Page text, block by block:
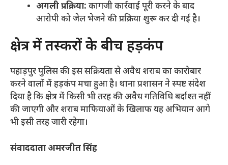
अगली प्रक्रिया: कागजी कार्रवाई पूरी करने के बाद
आरोपी को जेल भेजने की प्रक्रिया शुरू कर दी गई है।
​क्षेत्र में तस्करों के बीच हड़कंप
​पहाड़पुर पुलिस की इस सक्रियता से अवैध शराब का कारोबार
करने वालों में हड़कंप मचा हुआ है। थाना प्रशासन ने स्पष्ट संदेश
दिया है कि क्षेत्र में किसी भी तरह की अवैध गतिविधि बर्दाश्त नहीं
की जाएगी और शराब माफियाओं के खिलाफ यह अभियान आगे
भी इसी तरह जारी रहेगा।
संवाददाता अमरजीत सिंह